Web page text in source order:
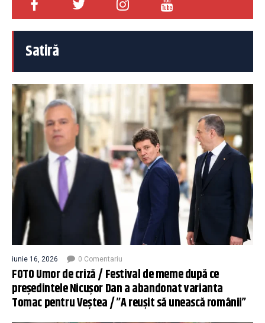
Satiră
iunie 16, 2026 0 Comentariu
FOTO Umor de criză / Festival de meme după ce
președintele Nicușor Dan a abandonat varianta
Tomac pentru Veștea / ”A reușit să unească românii”